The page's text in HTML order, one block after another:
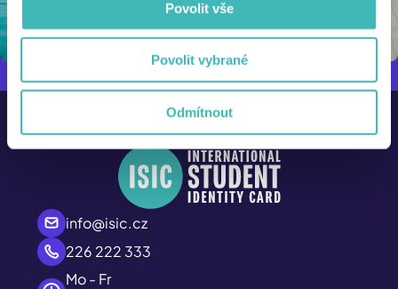
Povolit vše
Povolit vybrané
Odmítnout
info@isic.cz
226 222 333
Mo - Fr